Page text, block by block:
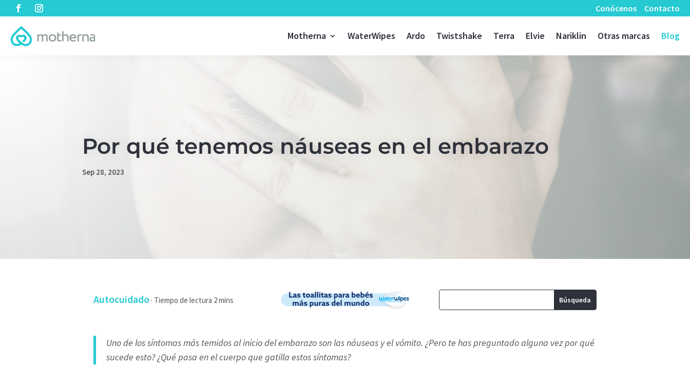
Conócenos Contacto
Motherna WaterWipes Ardo Twistshake Terra Elvie Nariklin Otras marcas Blog
Por qué tenemos náuseas en el embarazo
Sep 28, 2023
Autocuidado ·
Uno de los síntomas más temidos al inicio del embarazo son las náuseas y el vómito. ¿Pero te has preguntado alguna vez por qué
sucede esto? ¿Qué pasa en el cuerpo que gatilla estos síntomas?